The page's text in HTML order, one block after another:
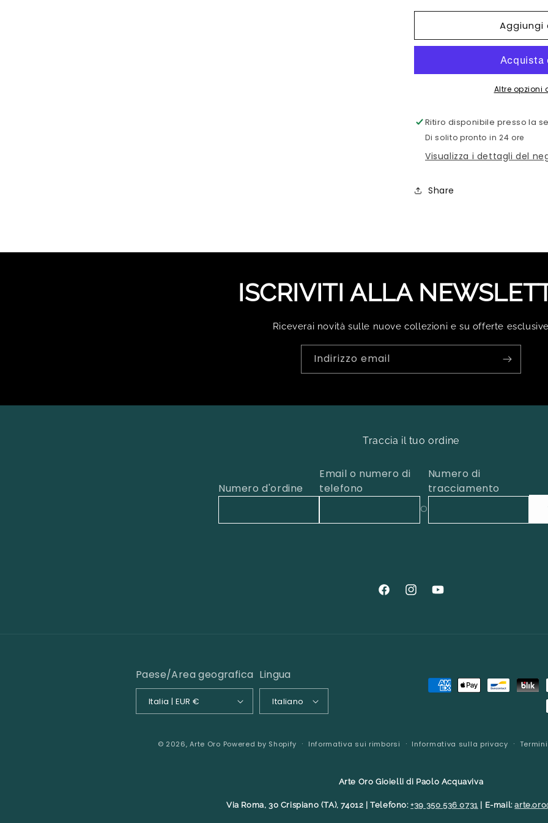
per
UOMO
COLOR
per
BRACCIALE
UOMO
COLOR
ORO
Aggiungi
Altre opzioni
Ritiro disponibile presso la
Di solito pronto in 24 ore
Visualizza i dettagli del
Share
ISCRIVITI ALLA
Riceverai novità sulle nuove collezioni e su offerte esclusive
Indirizzo email
Traccia il tuo ordine
Numero d'ordine
Email o numero di
telefono
O
Numero di
tracciamento
FacebookInstagramYouTube
Paese/Area geografica
Italia | EUR €
Lingua
Italiano
Metodi
© 2026,Arte Oro Powered by Shopify Informativa sui rimborsi Informativa sulla privacy
Arte Oro Gioielli di Paolo Acquaviva
Via Roma, 30 Crispiano (TA), 74012 | Telefono:+39 350 536 0731 | E-mail: